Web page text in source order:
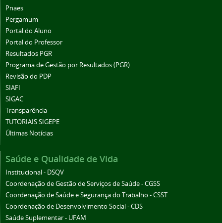
Pnaes
Pergamum
Portal do Aluno
Portal do Professor
Resultados PGR
Programa de Gestão por Resultados (PGR)
Revisão do PDP
SIAFI
SIGAC
Transparência
TUTORIAIS SIGEPE
Últimas Notícias
Saúde e Qualidade de Vida
Institucional - DSQV
Coordenação de Gestão de Serviços de Saúde - CGSS
Coordenação de Saúde e Segurança do Trabalho - CSST
Coordenação de Desenvolvimento Social - CDS
Saúde Suplementar - UFAM